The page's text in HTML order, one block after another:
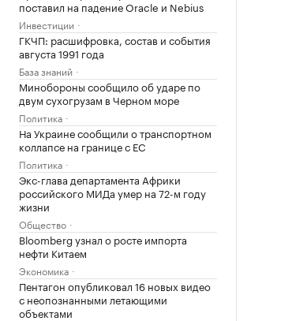
поставил на падение Oracle и Nebius
Инвестиции
ГКЧП: расшифровка, состав и события
августа 1991 года
База знаний
Минобороны сообщило об ударе по
двум сухогрузам в Черном море
Политика
На Украине сообщили о транспортном
коллапсе на границе с ЕС
Политика
Экс-глава департамента Африки
российского МИДа умер на 72-м году
жизни
Общество
Bloomberg узнал о росте импорта
нефти Китаем
Экономика
Пентагон опубликовал 16 новых видео
с неопознанными летающими
объектами